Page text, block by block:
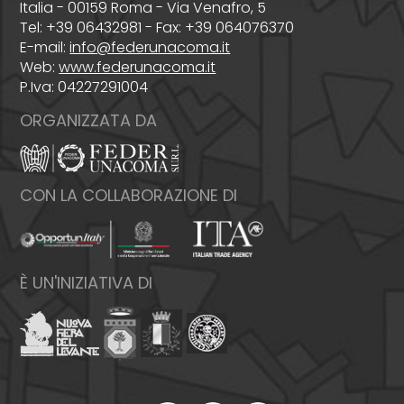
Italia - 00159 Roma - Via Venafro, 5
Tel: +39 06432981 - Fax: +39 064076370
E-mail:info@federunacoma.it
Web:www.federunacoma.it
P.Iva: 04227291004
ORGANIZZATA DA
CON LA COLLABORAZIONE DI
È UN'INIZIATIVA DI